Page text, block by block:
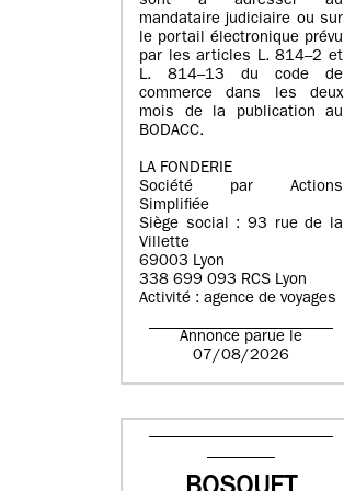
mandataire judiciaire ou sur
le portail électronique prévu
par les articles L. 814–2 et
L. 814–13 du code de
commerce dans les deux
mois de la publication au
BODACC.
LA FONDERIE
Société par Actions
Simplifiée
Siège social : 93 rue de la
Villette
69003 Lyon
338 699 093 RCS Lyon
Activité : agence de voyages
Annonce parue le
07/08/2026